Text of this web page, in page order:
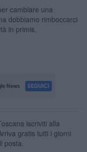
cambiare una
dobbiamo rimboccarci
in primis.
iscriviti alla
gratis tutti i giorni
posta.